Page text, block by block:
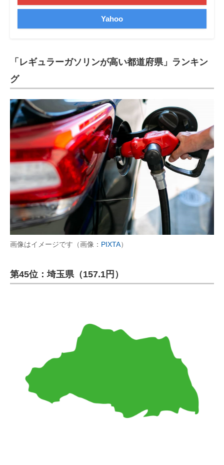
Yahoo
「レギュラーガソリンが高い都道府県」ランキン
グ
画像はイメージです（画像： PIXTA）
第45位：埼玉県（157.1円）